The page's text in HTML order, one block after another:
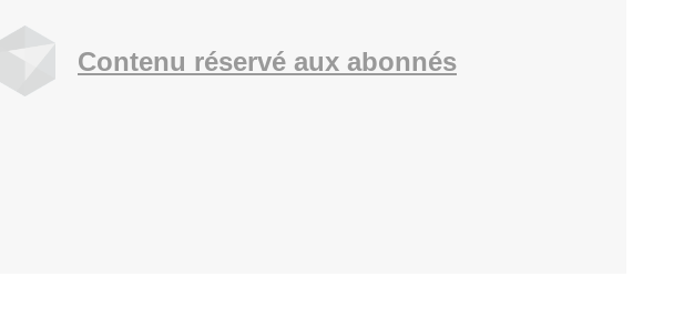
Contenu réservé aux abonnés